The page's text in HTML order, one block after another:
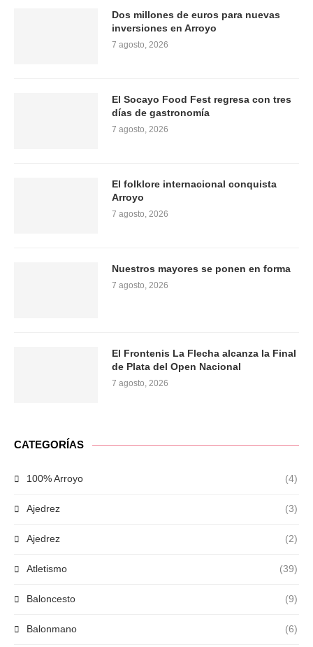
Dos millones de euros para nuevas
inversiones en Arroyo
7 agosto, 2026
El Socayo Food Fest regresa con tres
días de gastronomía
7 agosto, 2026
El folklore internacional conquista
Arroyo
7 agosto, 2026
Nuestros mayores se ponen en forma
7 agosto, 2026
El Frontenis La Flecha alcanza la Final
de Plata del Open Nacional
7 agosto, 2026
CATEGORÍAS
100% Arroyo (4)
Ajedrez (3)
Ajedrez (2)
Atletismo (39)
Baloncesto (9)
Balonmano (6)